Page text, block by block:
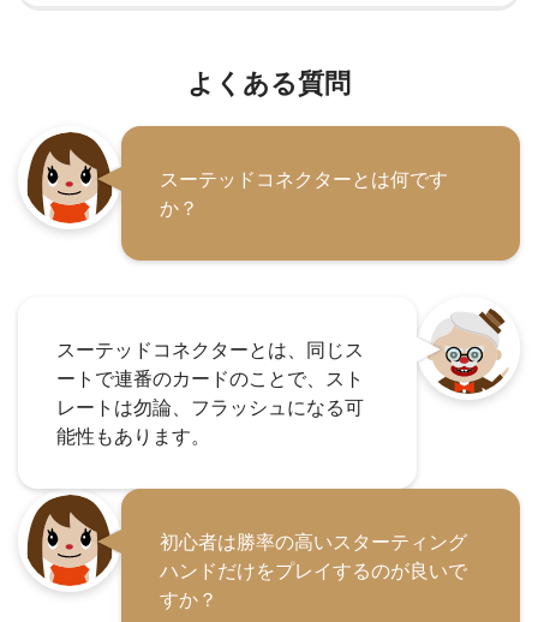
よくある質問
スーテッドコネクターとは何です
か？
スーテッドコネクターとは、同じス
ートで連番のカードのことで、スト
レートは勿論、フラッシュになる可
能性もあります。
初心者は勝率の高いスターティング
ハンドだけをプレイするのが良いで
すか？